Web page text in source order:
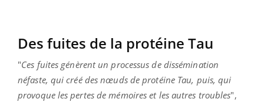
Des fuites de la protéine Tau
"Ces fuites génèrent un processus de dissémination
néfaste, qui créé des nœuds de protéine Tau, puis, qui
provoque les pertes de mémoires et les autres troubles",